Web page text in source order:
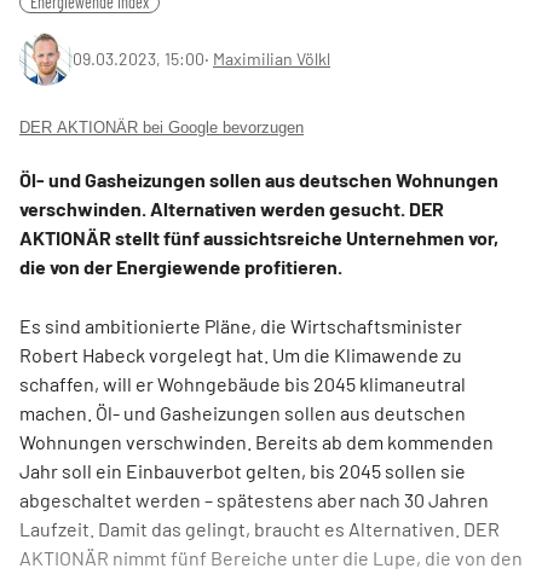
09.03.2023, 15:00‧ Maximilian Völkl
DER AKTIONÄR bei Google bevorzugen
Öl- und Gasheizungen sollen aus deutschen Wohnungen
verschwinden. Alternativen werden gesucht. DER
AKTIONÄR stellt fünf aussichtsreiche Unternehmen vor,
die von der Energiewende profitieren.
Es sind ambitionierte Pläne, die Wirtschaftsminister
Robert Habeck vorgelegt hat. Um die Klimawende zu
schaffen, will er Wohngebäude bis 2045 klimaneutral
machen. Öl- und Gasheizungen sollen aus deutschen
Wohnungen verschwinden. Bereits ab dem kommenden
Jahr soll ein Einbauverbot gelten, bis 2045 sollen sie
abgeschaltet werden – spätestens aber nach 30 Jahren
Laufzeit. Damit das gelingt, braucht es Alternativen. DER
AKTIONÄR nimmt fünf Bereiche unter die Lupe, die von den